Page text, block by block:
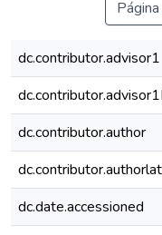
dc.contributor.advisor1
dc.contributor.author
dc.date.accessioned